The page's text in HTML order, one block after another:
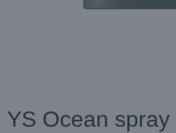
YS Ocean spray